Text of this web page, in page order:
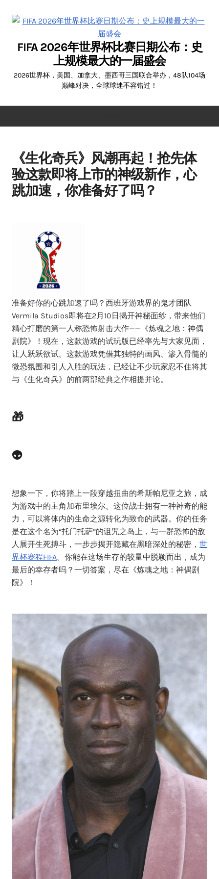
FIFA 2026年世界杯比赛日期公布：史
上规模最大的一届盛会
2026世界杯，美国、加拿大、墨西哥三国联合举办，48队104场
巅峰对决，全球球迷不容错过！
《生化奇兵》风潮再起！抢先体
验这款即将上市的神级新作，心
跳加速，你准备好了吗？
准备好你的心跳加速了吗？西班牙游戏界的鬼才团队
Vermila Studios即将在2月10日揭开神秘面纱，带来他们
精心打磨的第一人称恐怖射击大作——《炼魂之地：神偶
剧院》！现在，这款游戏的试玩版已经率先与大家见面，
让人跃跃欲试。这款游戏凭借其独特的画风、渗入骨髓的
微恐氛围和引人入胜的玩法，已经让不少玩家忍不住将其
与《生化奇兵》的前两部经典之作相提并论。
🎁
👽
想象一下，你将踏上一段穿越扭曲的希斯帕尼亚之旅，成
为游戏中的主角加布里埃尔。这位战士拥有一种神奇的能
力，可以将体内的生命之源转化为致命的武器。你的任务
是在这个名为“托门托萨”的诅咒之岛上，与一群恐怖的敌
人展开生死搏斗，一步步揭开隐藏在黑暗深处的秘密， 世
界杯赛程FIFA。你能在这场生存的较量中脱颖而出，成为
最后的幸存者吗？一切答案，尽在《炼魂之地：神偶剧
院》！